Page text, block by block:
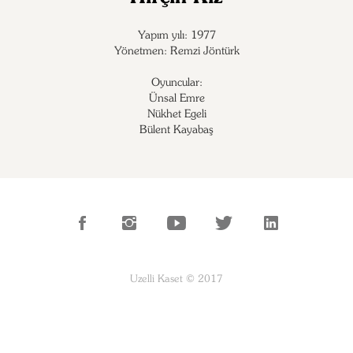
Yapım yılı: 1977
Yönetmen: Remzi Jöntürk
Oyuncular:
Ünsal Emre
Nükhet Egeli
Bülent Kayabaş
Uzelli Kaset © 2017